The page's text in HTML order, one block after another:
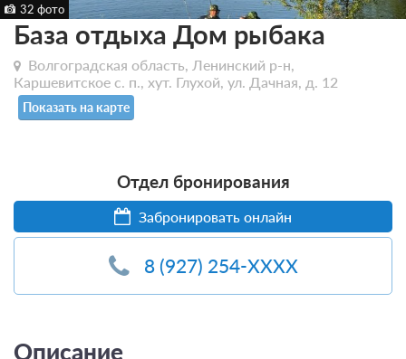
32 фото
База отдыха Дом рыбака
Волгоградская область, Ленинский р-н,
Каршевитское с. п., хут. Глухой, ул. Дачная, д. 12
Показать на карте
Отдел бронирования
Забронировать онлайн
8 (927) 254-XXXX
Описание